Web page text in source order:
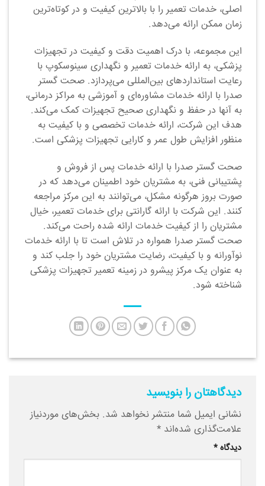
اصلی، خدمات تعمیر را با بالاترین کیفیت و در کوتاه‌ترین
زمان ممکن ارائه می‌دهد.
این مجموعه، با درک اهمیت دقت و کیفیت در تجهیزات
پزشکی، به ارائه خدمات تعمیر و نگهداری سینوسکوپ با
رعایت استانداردهای بین‌المللی می‌پردازد. صحت گستر
صدرا با ارائه خدمات مشاوره‌ای و آموزشی به مراکز درمانی،
به آنها در حفظ و نگهداری صحیح تجهیزات کمک می‌کند.
هدف این شرکت، ارائه خدمات تخصصی و با کیفیت به
منظور افزایش طول عمر و کارایی تجهیزات پزشکی است.
صحت گستر صدرا با ارائه خدمات پس از فروش و
پشتیبانی فنی، به مشتریان خود اطمینان می‌دهد که در
صورت بروز هرگونه مشکل، می‌توانند به این مرکز مراجعه
کنند. این شرکت با ارائه گارانتی برای خدمات تعمیر، خیال
مشتریان را از کیفیت خدمات ارائه شده راحت می‌کند.
صحت گستر صدرا همواره در تلاش است تا با ارائه خدمات
نوآورانه و با کیفیت، رضایت مشتریان خود را جلب کند و
به عنوان یک مرکز پیشرو در زمینه تعمیر تجهیزات پزشکی
شناخته شود.
دیدگاهتان را بنویسید
نشانی ایمیل شما منتشر نخواهد شد. بخش‌های موردنیاز
علامت‌گذاری شده‌اند *
دیدگاه*